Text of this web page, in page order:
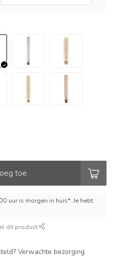
toe
uur is morgen in huis*. Je hebt
dit product
Verwachte bezorging